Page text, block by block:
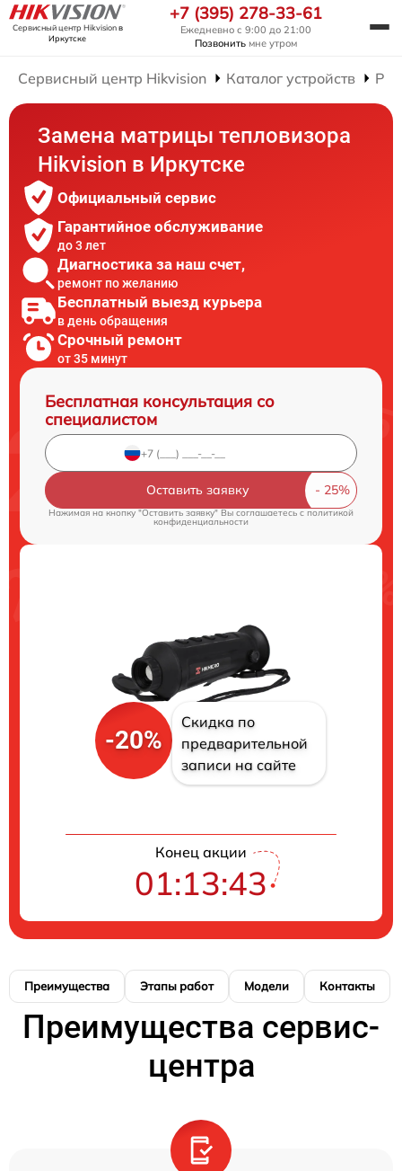
Сервисный центр Hikvisionв
Иркутске
+7 (395) 278-33-61
Ежедневно с 9:00 до 21:00
Позвонить мне утром
Сервисный центр Hikvision Каталог устройств
Замена матрицы тепловизора
Hikvision в Иркутске
Официальный сервис
Гарантийное обслуживание
до 3 лет
Диагностика за наш счет,
ремонт по желанию
Бесплатный выезд курьера
в день обращения
Срочный ремонт
от 35 минут
Бесплатная консультация со
специалистом
Оставить заявку
Нажимая на кнопку "Оставить заявку" Вы соглашаетесь cполитикой
конфиденциальности
-20%
Скидка по
предварительной
записи на сайте
Конец акции
01:13:42
Преимущества Этапы работ Модели Контакты
Преимущества сервис-
центра